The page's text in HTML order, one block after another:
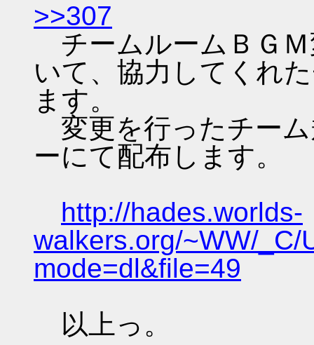
>>307
チームルームＢＧ
いて、協力してくれ
ます。
変更を行ったチー
ーにて配布します。
http://hades.worlds-
walkers.org/~WW/_C/
mode=dl&file=49
以上っ。